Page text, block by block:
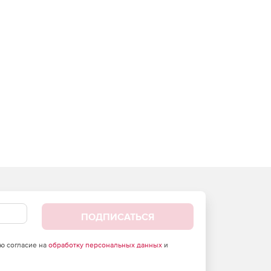
ПОДПИСАТЬСЯ
согласие на обработку персональных данныхи